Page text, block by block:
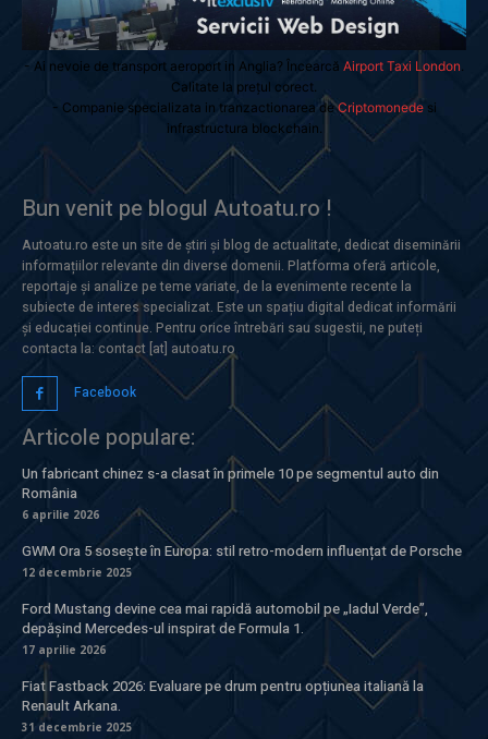
- Ai nevoie de transport aeroport in Anglia? Încearcă Airport Taxi London
Calitate la prețul corect.
- Companie specializata in tranzactionarea deCriptomonedesi
infrastructura blockchain.
Bun venit pe blogul Autoatu.ro !
Autoatu.ro este un site de știri și blog de actualitate, dedicat diseminării
informațiilor relevante din diverse domenii. Platforma oferă articole,
reportaje și analize pe teme variate, de la evenimente recente la
subiecte de interes specializat. Este un spațiu digital dedicat informării
și educației continue. Pentru orice întrebări sau sugestii, ne puteți
contacta la: contact [at] autoatu.ro
Facebook
Articole populare:
Un fabricant chinez s-a clasat în primele 10 pe segmentul auto din
România
6 aprilie 2026
GWM Ora 5 sosește în Europa: stil retro-modern influențat de Porsche
12 decembrie 2025
Ford Mustang devine cea mai rapidă automobil pe „Iadul Verde”,
depășind Mercedes-ul inspirat de Formula 1.
17 aprilie 2026
Fiat Fastback 2026: Evaluare pe drum pentru opțiunea italiană la
Renault Arkana.
31 decembrie 2025